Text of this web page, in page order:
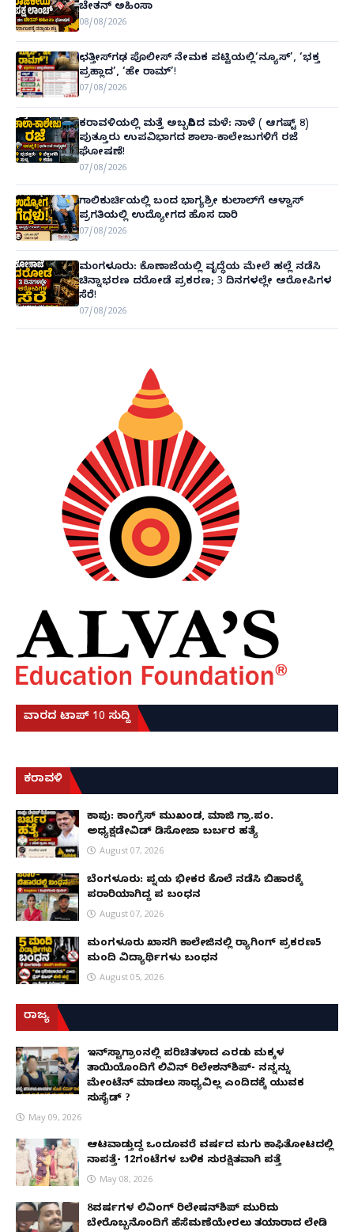
ಚೇತನ್ ಅಹಿಂಸಾ
08/08/2026
ಛತ್ತೀಸ್‌ಗಢ ಪೊಲೀಸ್ ನೇಮಕ ಪಟ್ಟಿಯಲ್ಲಿ‘ನ್ಯೂಸ್’, ‘ಭಕ್ತ
ಪ್ರಹ್ಲಾದ’, ‘ಹೇ ರಾಮ್’!
07/08/2026
ಕರಾವಳಿಯಲ್ಲಿ ಮತ್ತೆ ಅಬ್ಬರಿಸಿದ ಮಳೆ: ನಾಳೆ ( ಆಗಷ್ಟ್ 8)
ಪುತ್ತೂರು ಉಪವಿಭಾಗದ ಶಾಲಾ-ಕಾಲೇಜುಗಳಿಗೆ ರಜೆ
ಘೋಷಣೆ!
07/08/2026
ಗಾಲಿಕುರ್ಚಿಯಲ್ಲಿ ಬಂದ ಭಾಗ್ಯಶ್ರೀ ಕುಲಾಲ್‌ಗೆ ಆಳ್ವಾಸ್
ಪ್ರಗತಿಯಲ್ಲಿ ಉದ್ಯೋಗದ ಹೊಸ ದಾರಿ
07/08/2026
ಮಂಗಳೂರು: ಕೊಣಾಜೆಯಲ್ಲಿ ವೃದ್ಧೆಯ ಮೇಲೆ ಹಲ್ಲೆ ನಡೆಸಿ
ಚಿನ್ನಾಭರಣ ದರೋಡೆ ಪ್ರಕರಣ; 3 ದಿನಗಳಲ್ಲೇ ಆರೋಪಿಗಳ
ಸೆರೆ!
07/08/2026
ವಾರದ ಟಾಪ್ 10 ಸುದ್ದಿ
ಕರಾವಳಿ
ಕಾಪು: ಕಾಂಗ್ರೆಸ್ ಮುಖಂಡ, ಮಾಜಿ ಗ್ರಾ.ಪಂ.
ಅಧ್ಯಕ್ಷಡೇವಿಡ್ ಡಿಸೋಜಾ ಬರ್ಬರ ಹತ್ಯೆ
August 07, 2026
ಬೆಂಗಳೂರು: ಪತ್ನಿಯ ಭೀಕರ ಕೊಲೆ ನಡೆಸಿ ಬಿಹಾರಕ್ಕೆ
ಪರಾರಿಯಾಗಿದ್ದ ಪತಿ ಬಂಧನ
August 07, 2026
ಮಂಗಳೂರು ಖಾಸಗಿ ಕಾಲೇಜಿನಲ್ಲಿ ರ‌್ಯಾಗಿಂಗ್ ಪ್ರಕರಣ5
ಮಂದಿ ವಿದ್ಯಾರ್ಥಿಗಳು ಬಂಧನ
August 05, 2026
ರಾಜ್ಯ
ಇನ್​ಸ್ಟಾಗ್ರಾಂನಲ್ಲಿ ಪರಿಚಿತಳಾದ ಎರಡು ಮಕ್ಕಳ
ತಾಯಿಯೊಂದಿಗೆ ಲಿವಿನ್ ರಿಲೇಶನ್​ಶಿಪ್- ನನ್ನನ್ನು
ಮೇಂಟೆನ್ ಮಾಡಲು ಸಾಧ್ಯವಿಲ್ಲ ಎಂದಿದಕ್ಕೆ ಯುವಕ
ಸುಸೈಡ್ ?
May 09, 2026
ಆಟವಾಡುತ್ತಿದ್ದ ಒಂದೂವರೆ ವರ್ಷದ ಮಗು ಕಾಫಿತೋಟದಲ್ಲಿ
ನಾಪತ್ತೆ- 12ಗಂಟೆಗಳ ಬಳಿಕ ಸುರಕ್ಷಿತವಾಗಿ ಪತ್ತೆ
May 08, 2026
8ವರ್ಷಗಳ ಲಿವಿಂಗ್‌ ರಿಲೇಷನ್‌ಶಿಪ್ ಮುರಿದು
ಬೇರೊಬ್ಬನೊಂದಿಗೆ ಹೆಸೆಮಣೆಯೇರಲು ತಯಾರಾದ ಲೇಡಿ